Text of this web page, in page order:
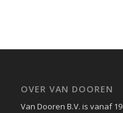
OVER VAN DOOREN
Van Dooren B.V. is vanaf